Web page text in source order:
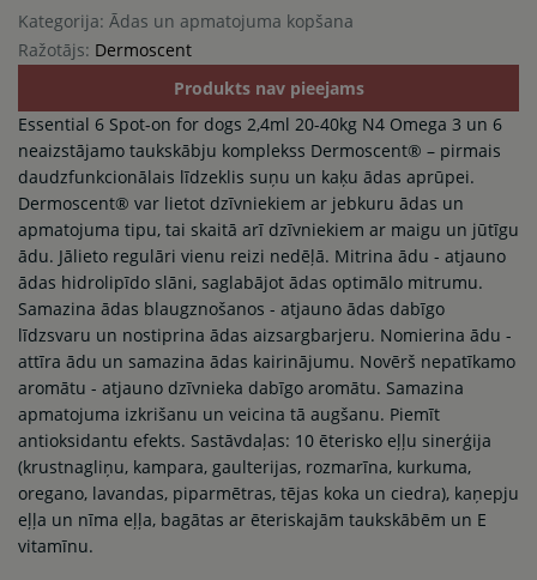
Kategorija: Ādas un apmatojuma kopšana
Ražotājs: Dermoscent
Produkts nav pieejams
Essential 6 Spot-on for dogs 2,4ml 20-40kg N4 Omega 3 un 6
neaizstājamo taukskābju komplekss Dermoscent® – pirmais
daudzfunkcionālais līdzeklis suņu un kaķu ādas aprūpei.
Dermoscent® var lietot dzīvniekiem ar jebkuru ādas un
apmatojuma tipu, tai skaitā arī dzīvniekiem ar maigu un jūtīgu
ādu. Jālieto regulāri vienu reizi nedēļā. Mitrina ādu - atjauno
ādas hidrolipīdo slāni, saglabājot ādas optimālo mitrumu.
Samazina ādas blaugznošanos - atjauno ādas dabīgo
līdzsvaru un nostiprina ādas aizsargbarjeru. Nomierina ādu -
attīra ādu un samazina ādas kairinājumu. Novērš nepatīkamo
aromātu - atjauno dzīvnieka dabīgo aromātu. Samazina
apmatojuma izkrišanu un veicina tā augšanu. Piemīt
antioksidantu efekts. Sastāvdaļas: 10 ēterisko eļļu sinerģija
(krustnagliņu, kampara, gaulterijas, rozmarīna, kurkuma,
oregano, lavandas, piparmētras, tējas koka un ciedra), kaņepju
eļļa un nīma eļļa, bagātas ar ēteriskajām taukskābēm un E
vitamīnu.